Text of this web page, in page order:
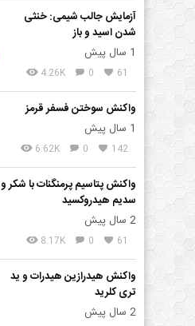
آزمایش جالب شیمی: خنثی
شدن اسید و باز
1 سال پیش
4.26K 0 61
واکنش سوختن فسفر قرمز
1 سال پیش
6.62K 0 142
واکنش پتاسیم پرمنگنات با شکر و
سدیم هیدروکسید
2 سال پیش
8.17K 0 61
واکنش هیدرازین هیدرات و ید
تری کلرید
2 سال پیش